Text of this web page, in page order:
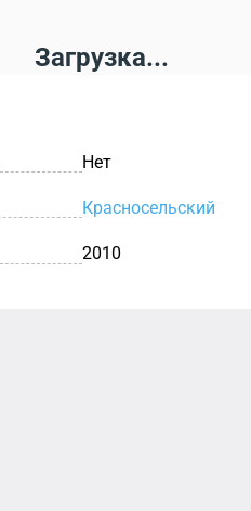
Загрузка...
Нет
Красносельский
2010